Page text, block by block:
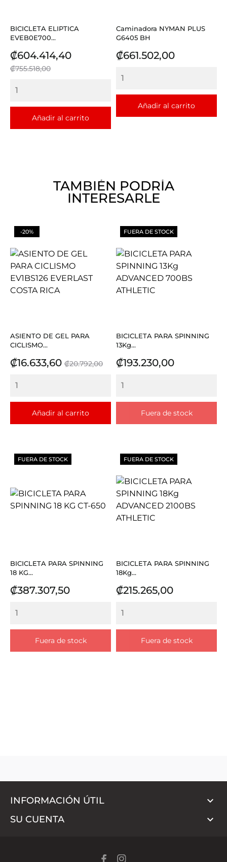
BICICLETA ELIPTICA
EVEB0E700...
Precio
₡604.414,40Precio
₡755.518,00
Añadir al carrito
Caminadora NYMAN PLUS
G6405 BH
Precio
₡661.502,00
Añadir al carrito
TAMBIÉN PODRÍA
INTERESARLE
ASIENTO DE GEL PARA
CICLISMO...
Precio
₡16.633,60 Precio
₡20.792,00
Añadir al carrito
-20%
BICICLETA PARA SPINNING
13Kg...
Precio
₡193.230,00
Fuera de stock
FUERA DE STOCK
BICICLETA PARA SPINNING
18 KG...
Precio
₡387.307,50
Fuera de stock
FUERA DE STOCK
BICICLETA PARA SPINNING
18Kg...
Precio
₡215.265,00
Fuera de stock
FUERA DE STOCK
INFORMACIÓN ÚTIL 
SU CUENTA 